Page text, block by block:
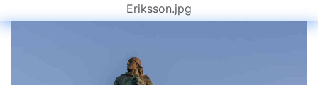
Eriksson.jpg